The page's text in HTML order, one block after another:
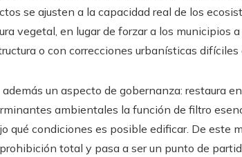
se ajusten a la capacidad real de los
vegetal, en lugar de forzar a los municipios
o con correcciones urbanísticas difíciles
un aspecto de gobernanza: restaura
ambientales la función de filtro
qué condiciones es posible edificar. De este
total y pasa a ser un punto de